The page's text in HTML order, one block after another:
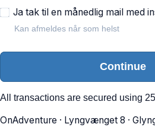
Ja tak til en månedlig mail med
Kan afmeldes når som helst
Continue
All transactions are secured using
OnAdventure · Lyngvænget 8 ·